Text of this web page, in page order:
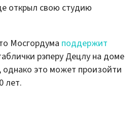
открыл свою студию
Мосгордума поддержит
рэперу Децлу на доме
это может произойти
лет.